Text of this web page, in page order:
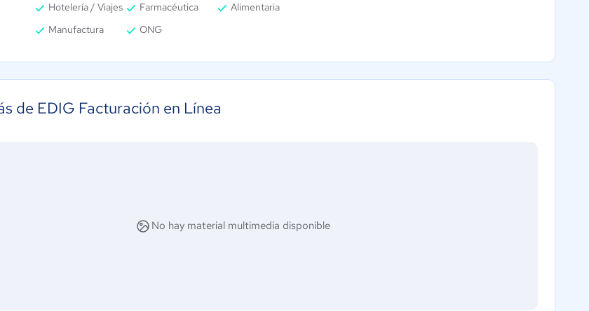
Hotelería / Viajes Farmacéutica
Alimentaria
Manufactura
ONG
de EDIG Facturación en Línea
No hay material multimedia disponible